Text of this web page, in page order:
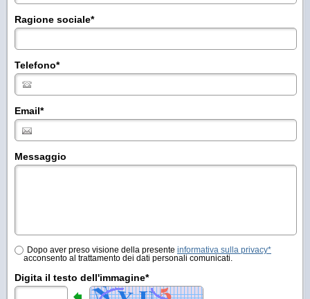
Ragione sociale*
Telefono*
Email*
Messaggio
Dopo aver preso visione della presente informativa sulla privacy*
acconsento al trattamento dei dati personali comunicati.
Digita il testo dell'immagine*